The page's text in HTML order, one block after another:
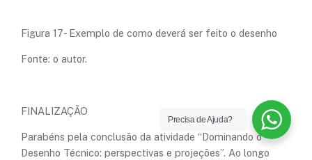
Figura 17- Exemplo de como deverá ser feito o desenho
Fonte: o autor.
FINALIZAÇÃO
Parabéns pela conclusão da atividade “Dominando o
Desenho Técnico: perspectivas e projeções”. Ao longo
Precisa de Ajuda?